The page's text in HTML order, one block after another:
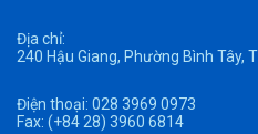
Địa chỉ:
240 Hậu Giang, Phường Bình Tây,
Điện thoại: 028 3969 0973
Fax: (+84 28) 3960 6814